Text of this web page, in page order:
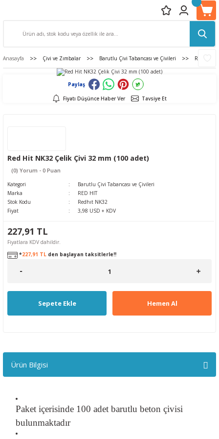
Anasayfa Çivi ve Zımbalar Barutlu Çivi Tabancası ve Çivileri Red Hit
Paylaş
Fiyatı Düşünce Haber Ver Tavsiye Et
Red Hit NK32 Çelik Çivi 32 mm (100 adet)
(0) Yorum - 0 Puan
Kategori
Barutlu Çivi Tabancası ve Çivileri
Marka
RED HIT
Stok Kodu
Redhıt NK32
Fiyat
3,98 USD + KDV
227,91 TL
Fiyatlara KDV dahildir.
*227,91 TL den başlayan taksitlerle!!
Sepete Ekle Hemen Al
Ürün Bilgisi
Paket içerisinde 100 adet barutlu beton çivisi
bulunmaktadır